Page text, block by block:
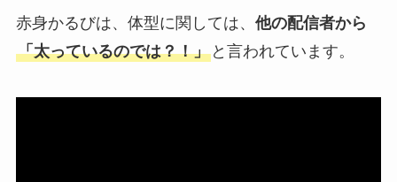
赤身かるびは、体型に関しては、 他の配信者から
「太っているのでは？！」と言われています。